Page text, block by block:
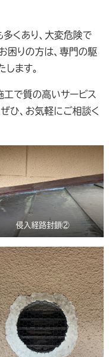
くあり、大変危険で
困りの方は、専門の駆
ます。
工で質の高いサービス
ひ、お気軽にご相談く
侵入経路封鎖②